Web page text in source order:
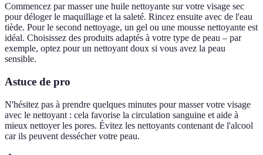
Commencez par masser une huile nettoyante sur votre visage sec
pour déloger le maquillage et la saleté. Rincez ensuite avec de l'eau
tiède. Pour le second nettoyage, un gel ou une mousse nettoyante est
idéal. Choisissez des produits adaptés à votre type de peau – par
exemple, optez pour un nettoyant doux si vous avez la peau
sensible.
Astuce de pro
N'hésitez pas à prendre quelques minutes pour masser votre visage
avec le nettoyant : cela favorise la circulation sanguine et aide à
mieux nettoyer les pores. Évitez les nettoyants contenant de l'alcool
car ils peuvent dessécher votre peau.